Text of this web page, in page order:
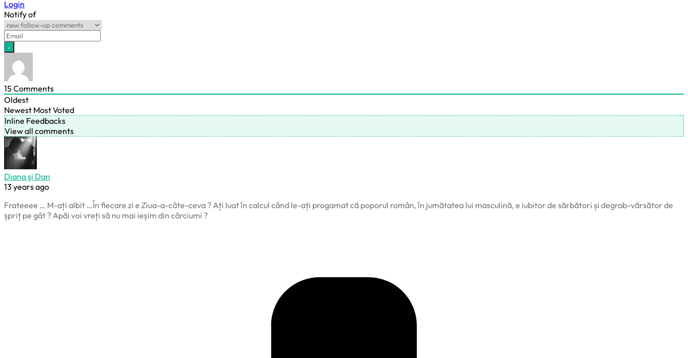
Login
Notify of
15 Comments
Oldest
Newest Most Voted
Inline Feedbacks
View all comments
Diana şi Dan
13 years ago
Frateeee … M-ați albit …În fiecare zi e Ziua-a-câte-ceva ? Ați luat în calcul când le-ați progamat că poporul român, în jumătatea lui masculină, e iubitor de sărbători și degrab-vărsător de
șpriț pe gât ? Apăi voi vreți să nu mai ieșim din cârciumi ?